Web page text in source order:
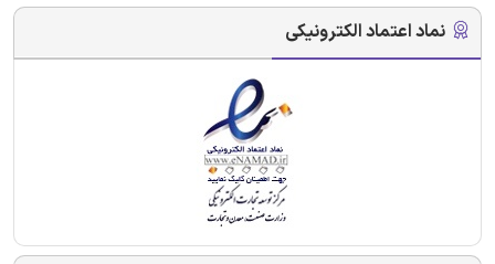
نماد اعتماد الکترونیکی